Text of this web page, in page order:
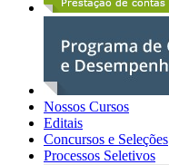
Nossos Cursos
Editais
Concursos e Seleções
Processos Seletivos